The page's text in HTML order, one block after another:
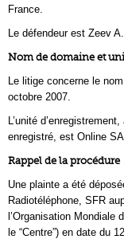
France.
Le défendeur est Zeev
Nom de domaine et
Le litige concerne le
octobre 2007.
L’unité
enregistré, est Online
Rappel de la procédure
Une plainte a été
Radiotéléphone, SFR
l’Organisation
le “Centre”) en date du